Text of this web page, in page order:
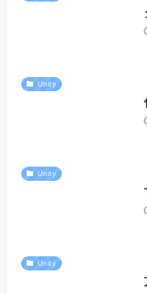
Unity
Unity
Unity